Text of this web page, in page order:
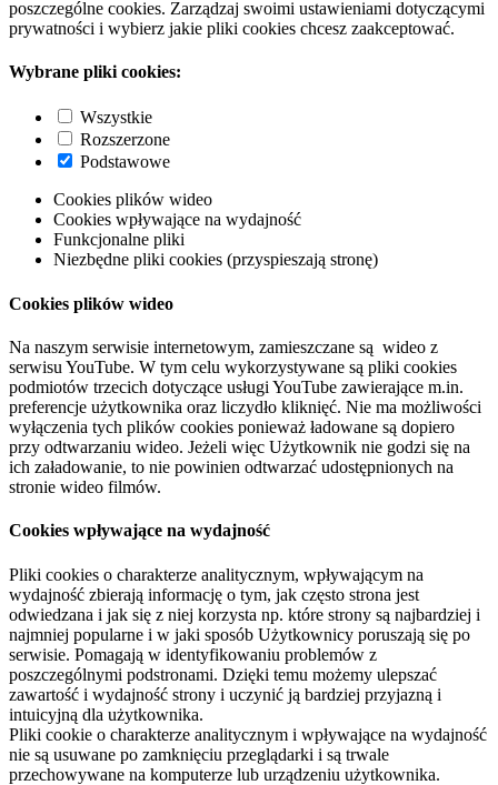
poszczególne cookies. Zarządzaj swoimi ustawieniami dotyczącymi
prywatności i wybierz jakie pliki cookies chcesz zaakceptować.
Wybrane pliki cookies:
Wszystkie
Rozszerzone
Podstawowe
Cookies plików wideo
Cookies wpływające na wydajność
Funkcjonalne pliki
Niezbędne pliki cookies (przyspieszają stronę)
Cookies plików wideo
Na naszym serwisie internetowym, zamieszczane są wideo z
serwisu YouTube. W tym celu wykorzystywane są pliki cookies
podmiotów trzecich dotyczące usługi YouTube zawierające m.in.
preferencje użytkownika oraz liczydło kliknięć. Nie ma możliwości
wyłączenia tych plików cookies ponieważ ładowane są dopiero
przy odtwarzaniu wideo. Jeżeli więc Użytkownik nie godzi się na
ich załadowanie, to nie powinien odtwarzać udostępnionych na
stronie wideo filmów.
Cookies wpływające na wydajność
Pliki cookies o charakterze analitycznym, wpływającym na
wydajność zbierają informację o tym, jak często strona jest
odwiedzana i jak się z niej korzysta np. które strony są najbardziej i
najmniej popularne i w jaki sposób Użytkownicy poruszają się po
serwisie. Pomagają w identyfikowaniu problemów z
poszczególnymi podstronami. Dzięki temu możemy ulepszać
zawartość i wydajność strony i uczynić ją bardziej przyjazną i
intuicyjną dla użytkownika.
Pliki cookie o charakterze analitycznym i wpływające na wydajność
nie są usuwane po zamknięciu przeglądarki i są trwale
przechowywane na komputerze lub urządzeniu użytkownika.